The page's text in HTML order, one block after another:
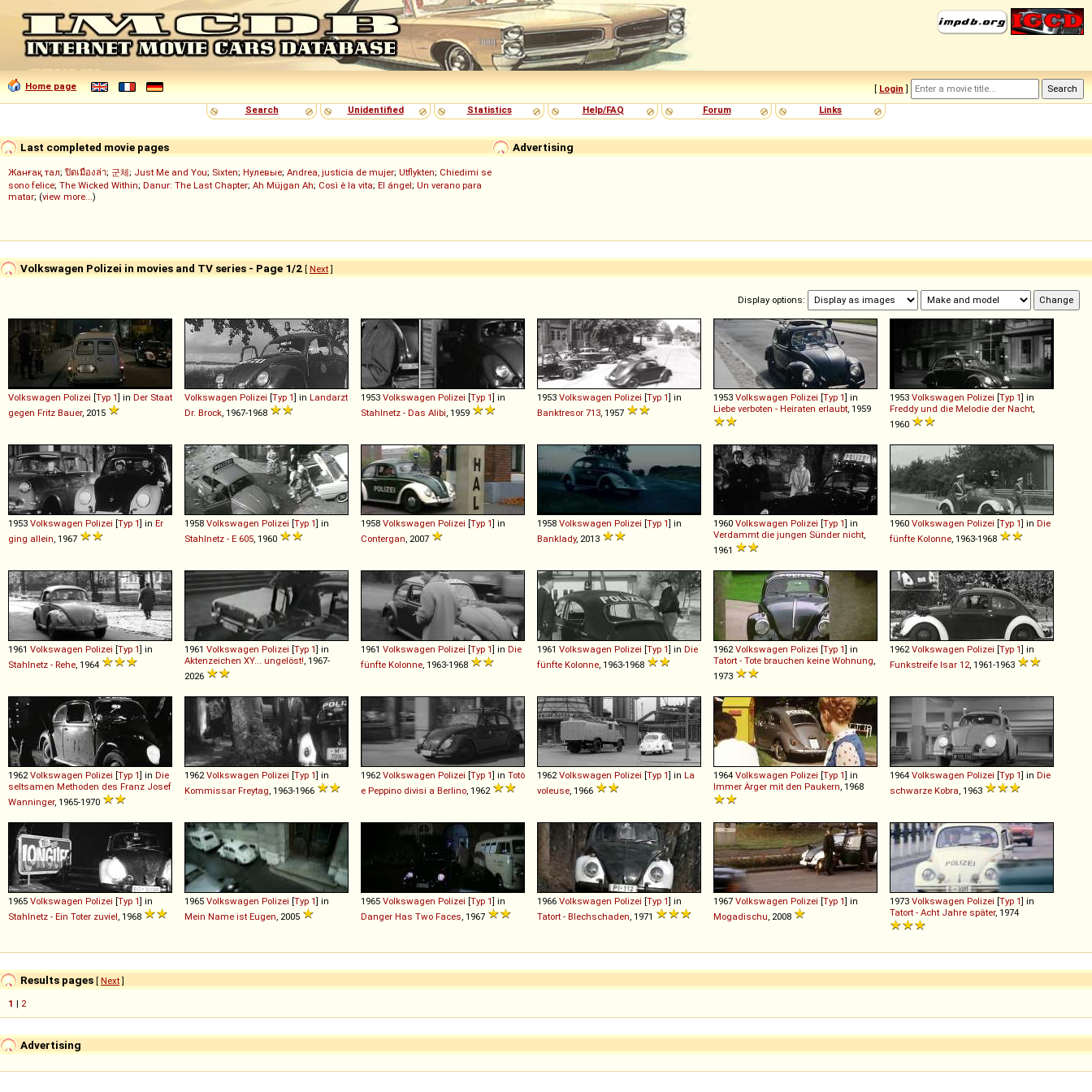
Home page [ Login ]
Search
Unidentified Statistics Help/FAQ Forum Links
Advertising
Last completed movie pages
Жанғақ тал; ปิดเมืองล่า; 군체; Just Me and You; Sixten; Нулевые; Andrea, justicia de mujer; Utflykten; Chiedimi se
sono felice; The Wicked Within; Danur: The Last Chapter; Ah Müjgan Ah; Così è la vita; El ángel; Un verano para
matar; (view more...)
Volkswagen Polizei in movies and TV series - Page 1/2 [ Next]
Display options:
Volkswagen Polizei [Typ 1] in Der Staat
gegen Fritz Bauer, 2015
Volkswagen Polizei [Typ 1] in Landarzt
Dr. Brock , 1967-1968
1953 Volkswagen Polizei [Typ 1] in
Stahlnetz - Das Alibi , 1959
1953 Volkswagen Polizei [Typ 1] in
Banktresor 713 , 1957
1953 Volkswagen Polizei [Typ 1] in
Liebe verboten - Heiraten erlaubt , 1959
1953 Volkswagen Polizei [Typ 1] in
Freddy und die Melodie der Nacht
1960
1953 Volkswagen Polizei [Typ 1] in Er
ging allein , 1967
1958 Volkswagen Polizei [Typ 1] in
Stahlnetz - E 605 , 1960
1958 Volkswagen Polizei [Typ 1] in
Contergan , 2007
1958 Volkswagen Polizei [Typ 1] in
Banklady, 2013
1960 Volkswagen Polizei [Typ 1] in
Verdammt die jungen Sünder nicht
1961
1960 Volkswagen Polizei [Typ 1] in Die
fünfte Kolonne , 1963-1968
1961 Volkswagen Polizei [Typ 1] in
Stahlnetz - Rehe , 1964
1961 Volkswagen Polizei [Typ 1] in
Aktenzeichen XY... ungelöst! , 1967-
2026
1961 Volkswagen Polizei [Typ 1] in Die
fünfte Kolonne , 1963-1968
1961 Volkswagen Polizei [Typ 1] in Die
fünfte Kolonne , 1963-1968
1962 Volkswagen Polizei [Typ 1] in
Tatort - Tote brauchen keine Wohnung
1973
1962 Volkswagen Polizei [Typ 1] in
Funkstreife Isar 12 , 1961-1963
1962 Volkswagen Polizei [Typ 1] in Die
seltsamen Methoden des Franz Josef
Wanninger, 1965-1970
1962 Volkswagen Polizei [Typ 1] in
Kommissar Freytag , 1963-1966
1962 Volkswagen Polizei [Typ 1] in Totò
e Peppino divisi a Berlino , 1962
1962 Volkswagen Polizei [Typ 1] in La
voleuse , 1966
1964 Volkswagen Polizei [Typ 1] in
Immer Ärger mit den Paukern , 1968
1964 Volkswagen Polizei [Typ 1] in Die
schwarze Kobra , 1963
1965 Volkswagen Polizei [Typ 1] in
Stahlnetz - Ein Toter zuviel , 1968
1965 Volkswagen Polizei [Typ 1] in
Mein Name ist Eugen , 2005
1965 Volkswagen Polizei [Typ 1] in
Danger Has Two Faces , 1967
1966 Volkswagen Polizei [Typ 1] in
Tatort - Blechschaden , 1971
1967 Volkswagen Polizei [Typ 1] in
Mogadischu , 2008
1973 Volkswagen Polizei [Typ 1] in
Tatort - Acht Jahre später, 1974
Results pages [ Next]
1 | 2
Advertising